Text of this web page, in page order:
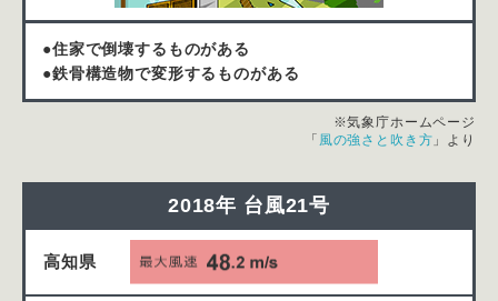
●住家で倒壊するものがある
●鉄骨構造物で変形するものがある
※気象庁ホームページ
「 風の強さと吹き方 」より
2018年 台風21号
高知県